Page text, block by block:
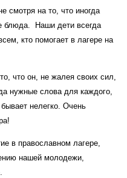
смотря на то, что иногда
блюда.
Наши дети всегда
кто помогает в лагере на
что он, не жалея своих сил,
нужные слова для каждого,
нелегко. Очень
в православном лагере,
нашей молодежи,